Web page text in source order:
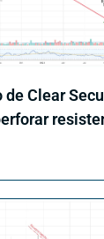
Clear